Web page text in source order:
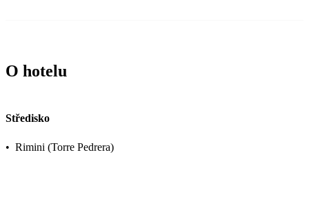
O hotelu
Středisko
• Rimini (Torre Pedrera)